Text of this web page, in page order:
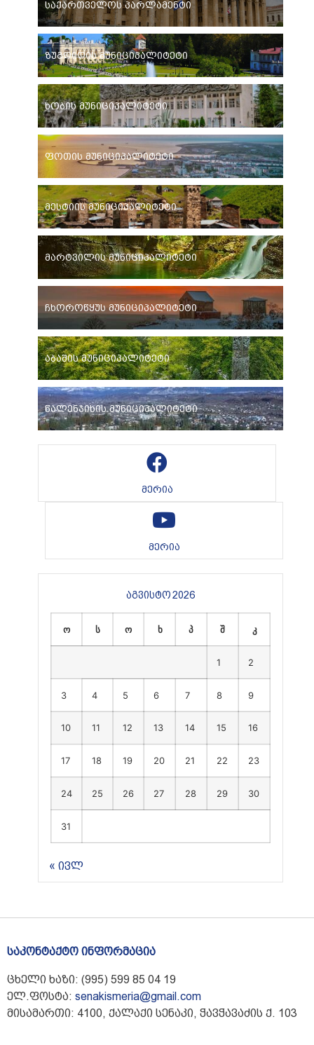
საქართველოს პარლამენტი
ზუგდიდის მუნიციპალიტეტი
ხობის მუნიციპალიტეტი
ფოთის მუნიციპალიტეტი
მესტიის მუნიციპალიტეტი
მარტვილის მუნიციპალიტეტი
ჩხოროწყუს მუნიციპალიტეტი
აბაშის მუნიციპალიტეტი
წალენჯიხის მუნიციპალიტეტი
მერია
მერია
აგვისტო 2026
ო ს ო ხ პ შ კ
1 2
3 4 5 6 7 8 9
10 11 12 13 14 15 16
17 18 19 20 21 22 23
24 25 26 27 28 29 30
31
« ივლ
საკონტაქტო ინფორმაცია
ცხელი ხაზი: (995) 599 85 04 19
ელ.ფოსტა: senakismeria@gmail.com
მისამართი: 4100, ქალაქი სენაკი, ჭავჭავაძის ქ. 103